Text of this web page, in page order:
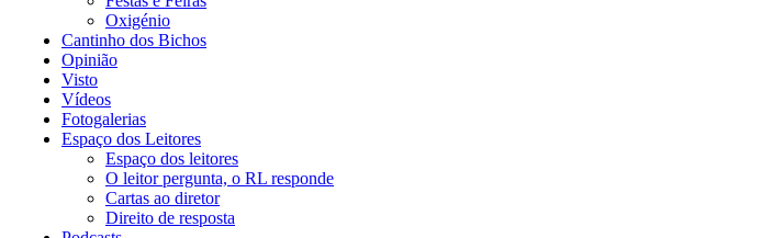
Oxigénio
Cantinho dos Bichos
Opinião
Visto
Vídeos
Fotogalerias
Espaço dos Leitores
Espaço dos leitores
O leitor pergunta, o RL responde
Cartas ao diretor
Direito de resposta